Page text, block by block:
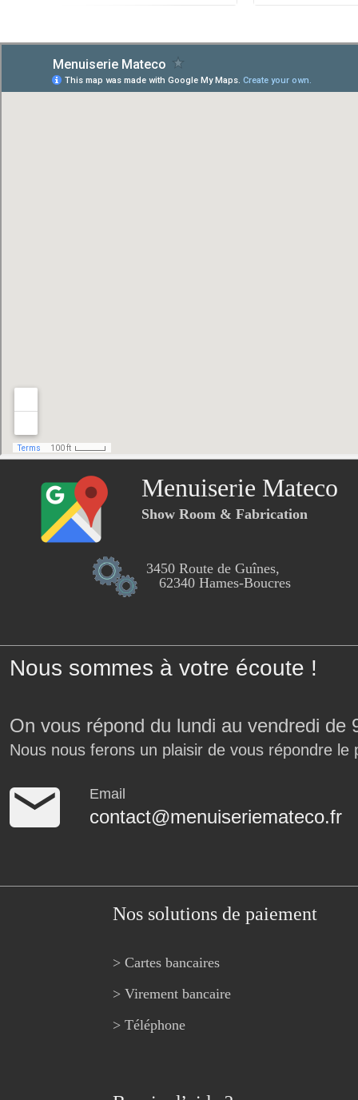
Menuiserie Mateco
Show Room & Fabrication
3450 Route de Guînes,
62340 Hames-Boucres
Nous sommes à votre écoute !
On vous répond du lundi au vendredi
Nous nous ferons un plaisir de vous répondre le
Email
contact@menuiseriemateco.fr
Nos solutions de paiement
> Cartes bancaires
> Virement bancaire
> Téléphone